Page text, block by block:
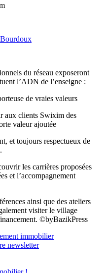
du réseau exposeront
l’ADN de l’enseigne :
de vraies valeurs
aux clients Swixim des
valeur ajoutée
et toujours respectueux de
les carrières proposées
et l’accompagnement
ainsi que des ateliers
visiter le village
©byBazikPress
immobilier
newsletter